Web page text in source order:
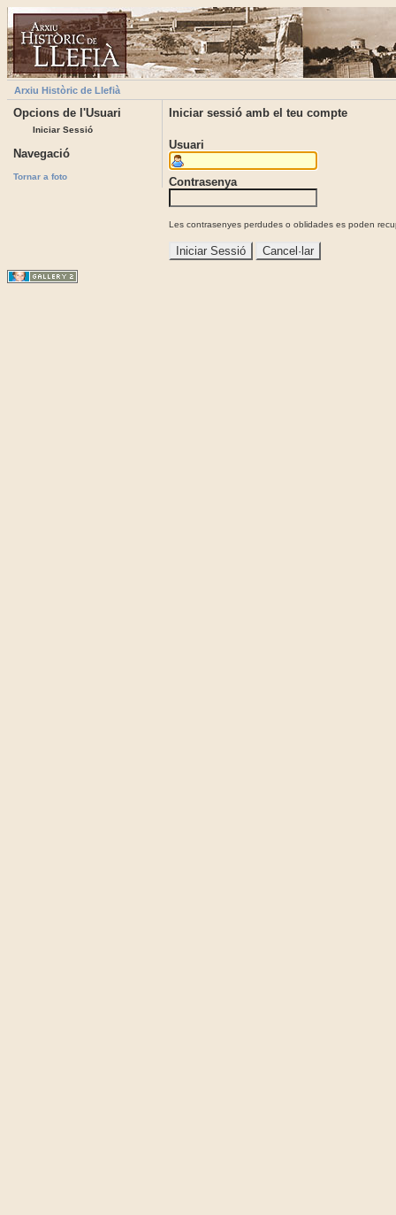
Arxiu Històric de Llefià
Opcions de l'Usuari
Iniciar Sessió
Navegació
Tornar a foto
Iniciar sessió amb el teu compte
Usuari
Contrasenya
Les contrasenyes perdudes o oblidades es poden